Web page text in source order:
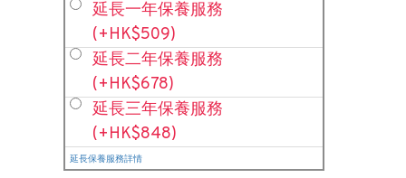
延長一年保養服務
(+HK$509)
延長二年保養服務
(+HK$678)
延長三年保養服務
(+HK$848)
延長保養服務詳情